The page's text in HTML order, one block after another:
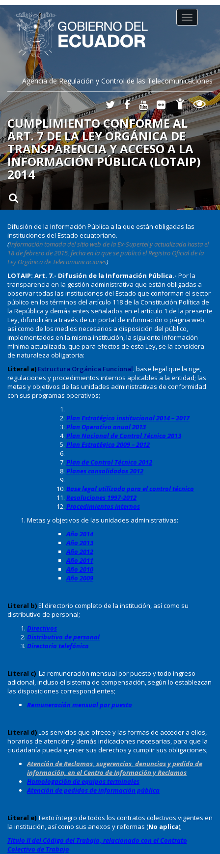
Agencia de Regulación y Control de las Telecomunicaciones
Toggle
navigation
CUMPLIMIENTO CONFORME AL
ART. 7 DE LA LEY ORGÁNICA DE
TRANSPARENCIA Y ACCESO A LA
INFORMACIÓN PÚBLICA (LOTAIP)
2014
Difusión de la Información Pública a la que están obligadas las
instituciones del Estado ecuatoriano.
(Información tomada del sitio web de la Ex-Supertel y actualizada hasta el
18 de febrero de 2015, fecha en la que se publicó el Registro Oficial de la
Ley Orgánica de Telecomunicaciones)
LOTAIP: Art. 7.- Difusión de la Información Pública.- Por la
transparencia en la gestión administrativa que están obligadas a
observar todas las instituciones del Estado que conforman el sector
público en los términos del artículo 118 de la Constitución Política de
la República y demás entes señalados en el artículo 1 de la presente
Ley, difundirán a través de un portal de información o página web,
así como de los medios necesarios a disposición del público,
implementados en la misma institución, la siguiente información
mínima actualizada, que para efectos de esta Ley, se la considera
de naturaleza obligatoria:
Literal a) Estructura Orgánica Funcional, base legal que la rige,
regulaciones y procedimientos internos aplicables a la entidad; las
metas y objetivos de las unidades administrativas de conformidad
con sus programas operativos;
Plan Estratégico institucional 2014 – 2017
Plan Operativo anual 2013
Plan Nacional de Control Técnico 2013
Plan Estratégico 2009 – 2012
Plan de Control Técnico 2012
Planes consolidados 2012
Base legal utilizada para el control técnico
Resoluciones 1997-2012
Procedimientos internos
Metas y objetivos de las unidades administrativas:
Año 2014
Año 2013
Año 2012
Año 2011
Año 2010
Año 2009
Literal b)El directorio completo de la institución, así como su
distributivo de personal;
Directivos
Distributivo de personal
Directorio telefónico
Literal c) La remuneración mensual por puesto y todo ingreso
adicional, incluso el sistema de compensación, según lo establezcan
las disposiciones correspondientes;
Remuneración mensual por puesto
Literal d)Los servicios que ofrece y las formas de acceder a ellos,
horarios de atención y demás indicaciones necesarias, para que la
ciudadanía pueda ejercer sus derechos y cumplir sus obligaciones;
Atención de Reclamos, sugerencias, denuncias y pedido de
información, en el Centro de Información y Reclamos
Homologación de equipos terminales
Atención de pedidos de información pública
Literal e)Texto íntegro de todos los contratos colectivos vigentes en
la institución, así como sus anexos y reformas (No aplica);
Título II del Código del Trabajo, relacionado con el Contrato
Colectivo de Trabajo